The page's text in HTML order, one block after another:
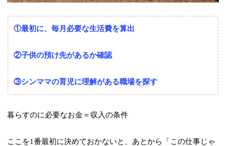
①最初に、毎月必要な生活費を算出
②子供の預け先があるか確認
③シンママの育児に理解がある職場を探す
暮らすのに必要なお金＝収入の条件
ここを1番最初に決めておかないと、あとから「この仕事じゃ